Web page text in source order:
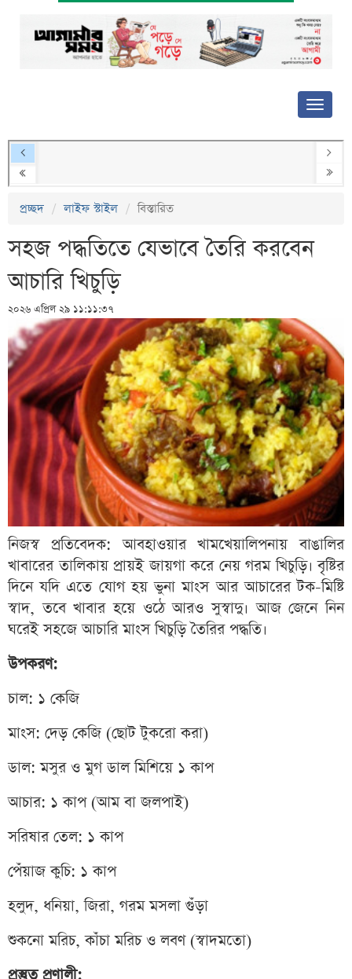
প্রচ্ছদ লাইফ স্টাইল বিস্তারিত
সহজ পদ্ধতিতে যেভাবে তৈরি করবেন
আচারি খিচুড়ি
২০২৬ এপ্রিল ২৯ ১১:১১:৩৭
নিজস্ব প্রতিবেদক: আবহাওয়ার খামখেয়ালিপনায় বাঙালির
খাবারের তালিকায় প্রায়ই জায়গা করে নেয় গরম খিচুড়ি। বৃষ্টির
দিনে যদি এতে যোগ হয় ভুনা মাংস আর আচারের টক-মিষ্টি
স্বাদ, তবে খাবার হয়ে ওঠে আরও সুস্বাদু। আজ জেনে নিন
ঘরেই সহজে আচারি মাংস খিচুড়ি তৈরির পদ্ধতি।
উপকরণ:
চাল: ১ কেজি
মাংস: দেড় কেজি (ছোট টুকরো করা)
ডাল: মসুর ও মুগ ডাল মিশিয়ে ১ কাপ
আচার: ১ কাপ (আম বা জলপাই)
সরিষার তেল: ১ কাপ
পেঁয়াজ কুচি: ১ কাপ
হলুদ, ধনিয়া, জিরা, গরম মসলা গুঁড়া
শুকনো মরিচ, কাঁচা মরিচ ও লবণ (স্বাদমতো)